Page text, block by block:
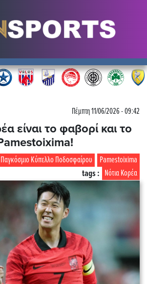
Πέμπτη 11/06/2026 - 09:42
είναι το φαβορί και το
Pamestoixima
Παγκόσμιο Κύπελλο Ποδοσφαίρου
Νότια Κορέα
tags :